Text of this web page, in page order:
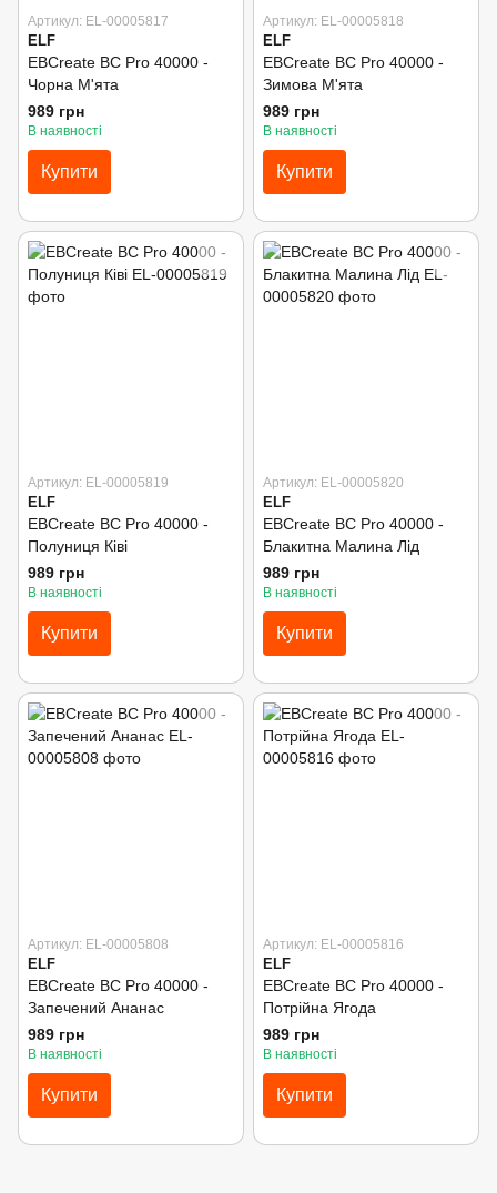
Артикул: EL-00005817
ELF
EBCreate BC Pro 40000 -
Чорна М'ята
989 грн
В наявності
Купити
Артикул: EL-00005818
ELF
EBCreate BC Pro 40000 -
Зимова М'ята
989 грн
В наявності
Купити
Артикул: EL-00005819
ELF
EBCreate BC Pro 40000 -
Полуниця Ківі
989 грн
В наявності
Купити
Артикул: EL-00005820
ELF
EBCreate BC Pro 40000 -
Блакитна Малина Лід
989 грн
В наявності
Купити
Артикул: EL-00005808
ELF
EBCreate BC Pro 40000 -
Запечений Ананас
989 грн
В наявності
Купити
Артикул: EL-00005816
ELF
EBCreate BC Pro 40000 -
Потрійна Ягода
989 грн
В наявності
Купити